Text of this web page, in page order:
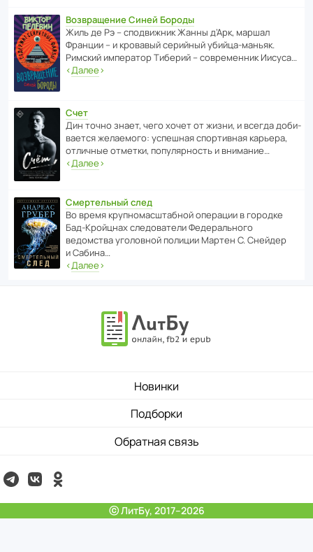
Возвращение Синей Бороды
Жиль де Рэ – спод­ви­жник Жанны д’Арк, маршал
Франции – и кровавый серийный убийца-маньяк.
Римский импе­ратор Тиберий – совре­менник Иисуса…
‹Далее›
Счет
Дин точно знает, чего хочет от жизни, и всегда доби­
ва­ется жела­е­мого: успе­шная спор­ти­вная карьера,
отли­чные отметки, попу­ля­р­ность и внимание…
‹Далее›
Смертельный след
Во время круп­но­мас­ш­та­бной операции в городке
Бад‑Крой­цнах следо­ва­тели Феде­раль­ного
ведомства уголо­вной полиции Мартен С. Снейдер
и Сабина…
‹Далее›
Новинки
Подборки
Обратная связь
ⓒ ЛитБу, 2017–2026